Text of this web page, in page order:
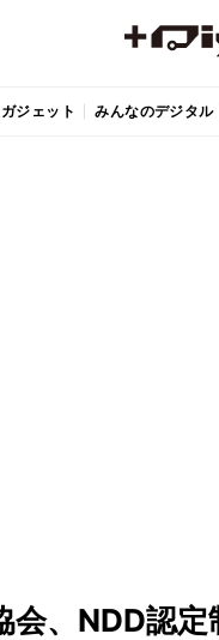
ガジェット みんなのデジタル
、NDD認